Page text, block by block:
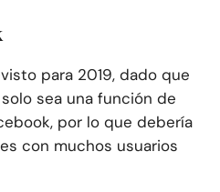
para 2019, dado que
sea una función de
por lo que debería
con muchos usuarios